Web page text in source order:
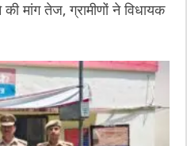
मांग तेज, ग्रामीणों ने विधायक